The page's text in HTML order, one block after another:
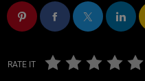
RATE IT